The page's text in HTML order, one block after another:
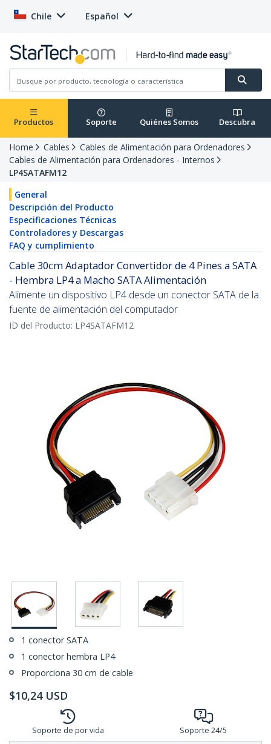
Chile Español
Productos Soporte Quiénes Somos Descubra
Home Cables
Cables de Alimentación para Ordenadores
Cables de Alimentación para Ordenadores - Internos
LP4SATAFM12
General
Descripción del Producto
Especificaciones Técnicas
Controladores y Descargas
FAQ y cumplimiento
Cable 30cm Adaptador Convertidor de 4 Pines a SATA
- Hembra LP4 a Macho SATA Alimentación
Alimente un dispositivo LP4 desde un conector SATA de la
fuente de alimentación del computador
ID del Producto: LP4SATAFM12
1 conector SATA
1 conector hembra LP4
Proporciona 30 cm de cable
$10,24 USD
Soporte de por vida Soporte 24/5